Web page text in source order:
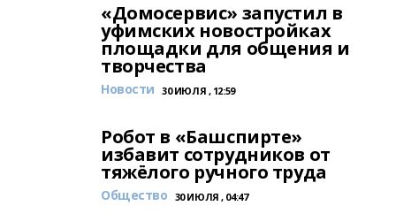
«Домосервис» запустил в
уфимских новостройках
площадки для общения и
творчества
Новости 30 ИЮЛЯ , 12:59
Робот в «Башспирте»
избавит сотрудников от
тяжёлого ручного труда
Общество 30 ИЮЛЯ , 04:47